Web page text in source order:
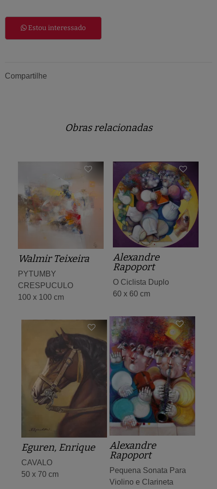
Estou interessado
Compartilhe
Obras relacionadas
Walmir Teixeira
PYTUMBY
CRESPUCULO
100 x 100 cm
Alexandre
Rapoport
O Ciclista Duplo
60 x 60 cm
Alexandre
Rapoport
Pequena Sonata Para
Violino e Clarineta
Eguren, Enrique
CAVALO
50 x 70 cm